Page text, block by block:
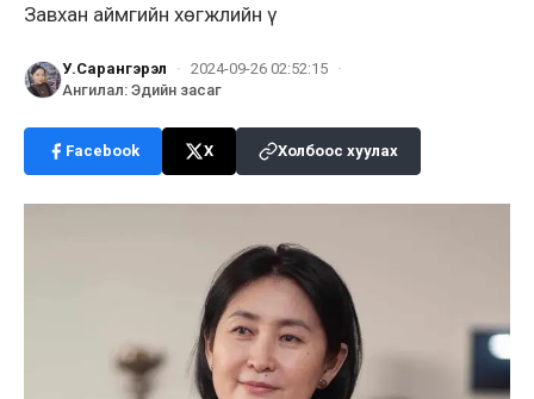
Завхан аймгийн хөгжлийн ү
У.Сарангэрэл · 2024-09-26 02:52:15 ·
Ангилал: Эдийн засаг
Facebook X Холбоос хуулах